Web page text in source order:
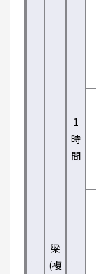
梁
(複
1
時
間